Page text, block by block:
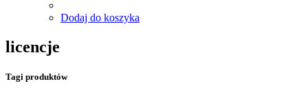
Dodaj do koszyka
licencje
Tagi produktów